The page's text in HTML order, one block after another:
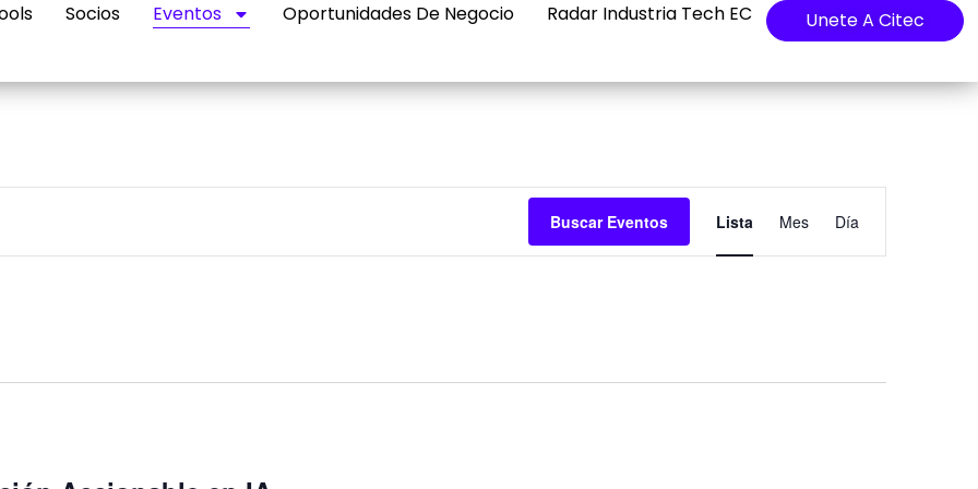
Socios Eventos Oportunidades De Negocio Radar Industria Tech EC Unete A Citec
Buscar Eventos
de
Lista Mes Día